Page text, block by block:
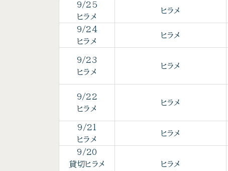
9/25
ヒラメ
ヒラメ
9/24
ヒラメ
ヒラメ
9/23
ヒラメ
ヒラメ
9/22
ヒラメ
ヒラメ
9/21
ヒラメ
ヒラメ
9/20
貸切ヒラメ
ヒラメ